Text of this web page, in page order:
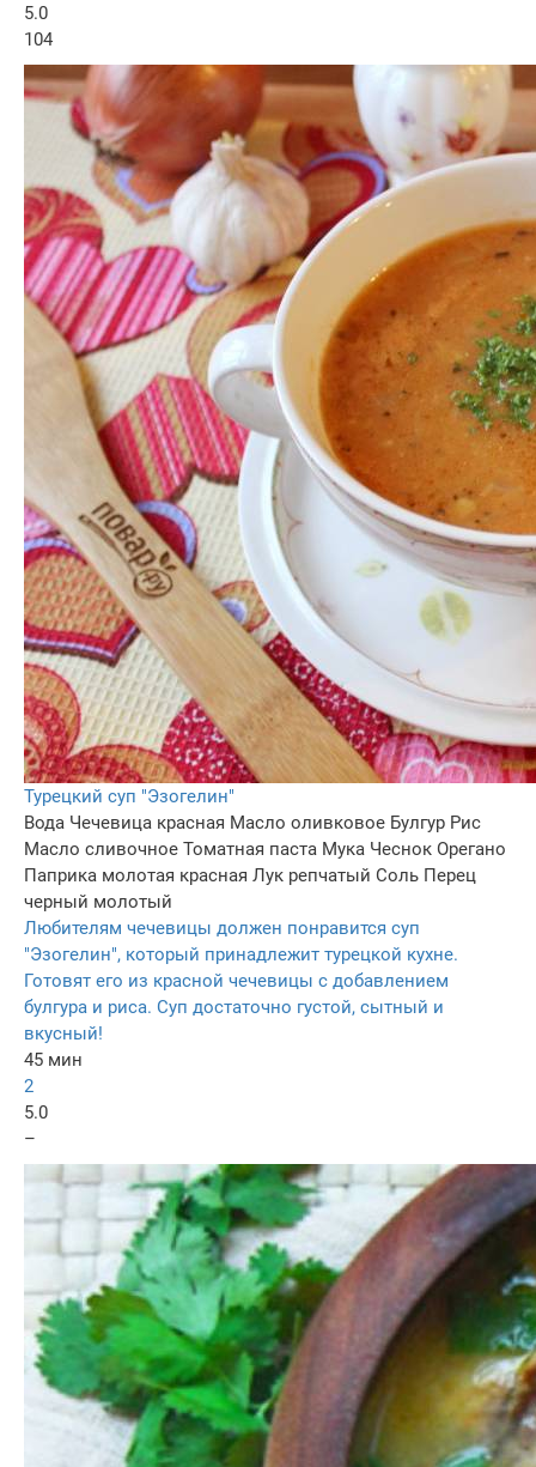
5.0
104
Турецкий суп "Эзогелин"
Вода Чечевица красная Масло оливковое Булгур Рис
Масло сливочное Томатная паста Мука Чеснок Орегано
Паприка молотая красная Лук репчатый Соль Перец
черный молотый
Любителям чечевицы должен понравится суп
"Эзогелин", который принадлежит турецкой кухне.
Готовят его из красной чечевицы с добавлением
булгура и риса. Суп достаточно густой, сытный и
вкусный!
45 мин
2
5.0
–